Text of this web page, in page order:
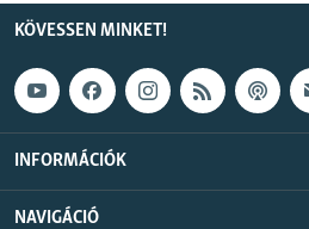
KÖVESSEN MINKET!
INFORMÁCIÓK
NAVIGÁCIÓ